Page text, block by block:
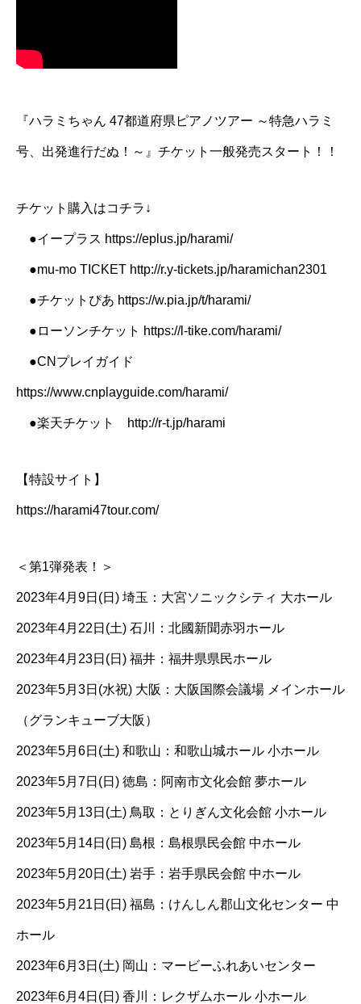
『ハラミちゃん 47都道府県ピアノツアー ～特急ハラミ
号、出発進行だぬ！～』チケット一般発売スタート！！
チケット購入はコチラ↓
●イープラス https://eplus.jp/harami/
●mu-mo TICKET http://r.y-tickets.jp/haramichan2301
●チケットぴあ https://w.pia.jp/t/harami/
●ローソンチケット https://l-tike.com/harami/
●CNプレイガイド
https://www.cnplayguide.com/harami/
●楽天チケット http://r-t.jp/harami
【特設サイト】
https://harami47tour.com/
＜第1弾発表！＞
2023年4月9日(日) 埼玉：大宮ソニックシティ 大ホール
2023年4月22日(土) 石川：北國新聞赤羽ホール
2023年4月23日(日) 福井：福井県県民ホール
2023年5月3日(水祝) 大阪：大阪国際会議場 メインホール
（グランキューブ大阪）
2023年5月6日(土) 和歌山：和歌山城ホール 小ホール
2023年5月7日(日) 徳島：阿南市文化会館 夢ホール
2023年5月13日(土) 鳥取：とりぎん文化会館 小ホール
2023年5月14日(日) 島根：島根県民会館 中ホール
2023年5月20日(土) 岩手：岩手県民会館 中ホール
2023年5月21日(日) 福島：けんしん郡山文化センター 中
ホール
2023年6月3日(土) 岡山：マービーふれあいセンター
2023年6月4日(日) 香川：レクザムホール 小ホール